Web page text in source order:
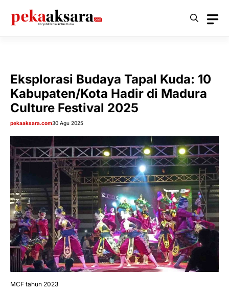
Eksplorasi Budaya Tapal Kuda: 10
Kabupaten/Kota Hadir di Madura
Culture Festival 2025
pekaaksara.com30 Agu 2025
MCF tahun 2023